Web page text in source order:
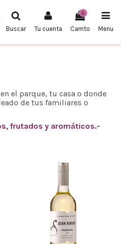
Buscar Tu cuenta
0
Carrito Menu
el parque, tu casa o donde
de tus familiares o
frutados y aromáticos.-